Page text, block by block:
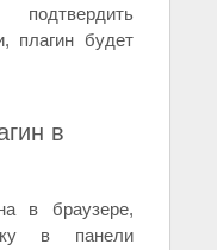
плагин будет
в
в браузере,
в панели